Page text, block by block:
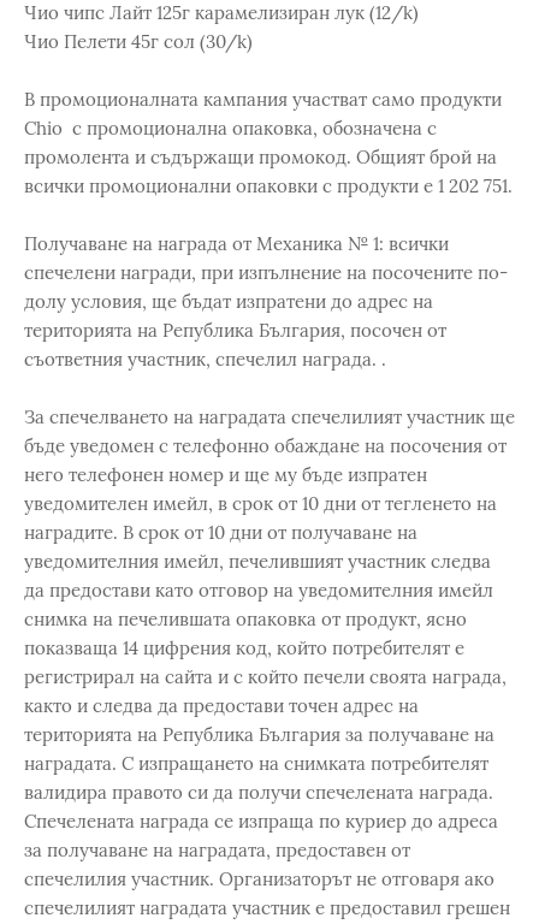
Чио чипс Лайт 125г карамелизиран лук (12/k)
Чио Пелети 45г сол (30/k)
В промоционалната кампания участват само продукти
Chio с промоционална опаковка, обозначена с
промолента и съдържащи промокод. Общият брой на
всички промоционални опаковки с продукти е 1 202 751.
Получаване на награда от Механика № 1: всички
спечелени награди, при изпълнение на посочените по-
долу условия, ще бъдат изпратени до адрес на
територията на Република България, посочен от
съответния участник, спечелил награда. .
За спечелването на наградата спечелилият участник ще
бъде уведомен с телефонно обаждане на посочения от
него телефонен номер и ще му бъде изпратен
уведомителен имейл, в срок от 10 дни от тегленето на
наградите. В срок от 10 дни от получаване на
уведомителния имейл, печелившият участник следва
да предостави като отговор на уведомителния имейл
снимка на печелившата опаковка от продукт, ясно
показваща 14 цифрения код, който потребителят е
регистрирал на сайта и с който печели своята награда,
както и следва да предостави точен адрес на
територията на Република България за получаване на
наградата. С изпращането на снимката потребителят
валидира правото си да получи спечелената награда.
Спечелената награда се изпраща по куриер до адреса
за получаване на наградата, предоставен от
спечелилия участник. Организаторът не отговаря ако
спечелилият наградата участник е предоставил грешен